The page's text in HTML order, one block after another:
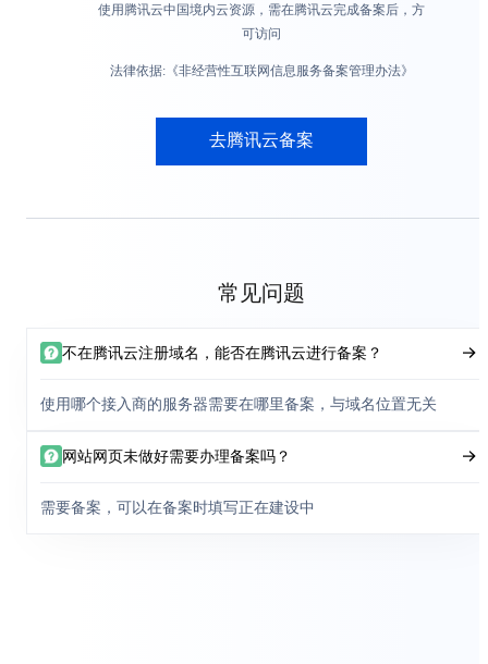
使用腾讯云中国境内云资源，需在腾讯云完成备案后，方
可访问
法律依据:《非经营性互联网信息服务备案管理办法》
去腾讯云备案
常见问题
不在腾讯云注册域名，能否在腾讯云进行备案？
使用哪个接入商的服务器需要在哪里备案，与域名位置无关
网站网页未做好需要办理备案吗？
需要备案，可以在备案时填写正在建设中